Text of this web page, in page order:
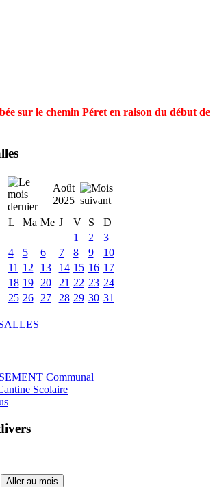
sur le chemin Péret en raison du début
Août
2025
L
Ma Me J V S
D
1
2
3
4
5 6 7 8 9
10
11 12 13 14 15 16 17
18 19 20 21 22 23 24
25 26 27 28 29 30 31
Communal
Scolaire
Aller au mois